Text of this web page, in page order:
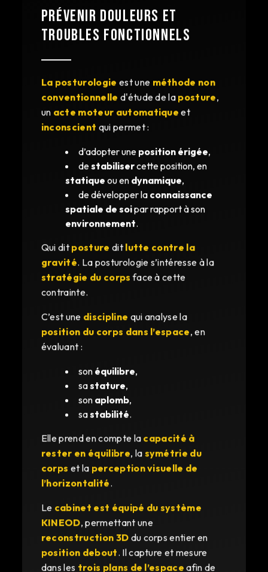
PRÉVENIR DOULEURS ET
TROUBLES FONCTIONNELS
La posturologie est une méthode non
conventionnelle d'étude de la posture
un acte moteur automatique et
inconscient qui permet :
d’adopter une position érigée
de stabilisercette position, en
statique ou en dynamique
de développer la connaissance
spatiale de soipar rapport à son
environnement
Qui dit posture dit lutte contre la
gravité . La posturologie s’intéresse à la
stratégie du corps face à cette
contrainte.
C’est une discipline qui analyse la
position du corps dans l’espace , en
évaluant :
son équilibre
sa stature
son aplomb
sa stabilité
Elle prend en compte la capacité à
rester en équilibre , la symétrie du
corps et la perception visuelle de
l’horizontalité
Le cabinet est équipé du système
KINEOD , permettant une
reconstruction 3D du corps entier en
position debout . Il capture et mesure
dans les trois plans de l’espace afin de